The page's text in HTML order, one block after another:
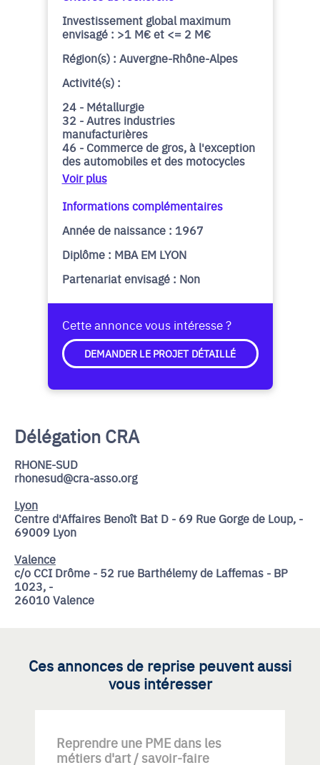
Investissement global maximum
envisagé : >1 M€ et <= 2 M€
Région(s) : Auvergne-Rhône-Alpes
Activité(s) :
24 - Métallurgie
32 - Autres industries
manufacturières
46 - Commerce de gros, à l'exception
des automobiles et des motocycles
Voir plus
Informations complémentaires
Année de naissance : 1967
Diplôme : MBA EM LYON
Partenariat envisagé : Non
Cette annonce vous intéresse ?
DEMANDER LE PROJET DÉTAILLÉ
Délégation CRA
RHONE-SUD
rhonesud@cra-asso.org
Lyon
Centre d'Affaires Benoît Bat D - 69 Rue Gorge de Loup, -
69009 Lyon
Valence
c/o CCI Drôme - 52 rue Barthélemy de Laffemas - BP
1023, -
26010 Valence
Ces annonces de reprise peuvent aussi
vous intéresser
Reprendre une PME dans les
métiers d'art / savoir-faire